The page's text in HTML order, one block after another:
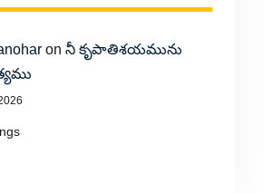
on నీ కృపాతిశయమును